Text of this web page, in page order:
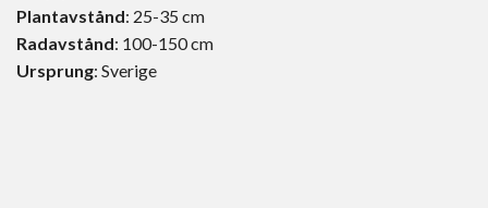
Plantavstånd: 25-35 cm
Radavstånd: 100-150 cm
Ursprung: Sverige